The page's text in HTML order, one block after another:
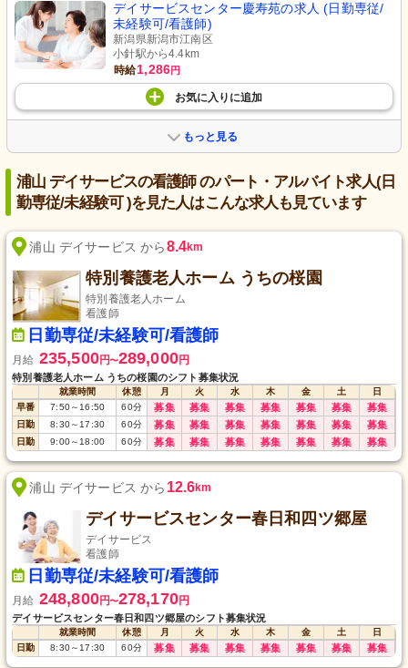
デイサービスセンター慶寿苑の求人 (日勤専従/
未経験可/看護師)
新潟県新潟市江南区
小針駅から4.4km
時給1,286円
お気に入り に追加
もっと見る
浦山 デイサービスの看護師 のパート・アルバイト求人(日
勤専従/未経験可 )を見た人はこんな求人も見ています
浦山 デイサービス から8.4km
特別養護老人ホーム うちの桜園
特別養護老人ホーム
看護師
日勤専従/未経験可/看護師
月給 235,500円〜289,000円
特別養護老人ホーム うちの桜園のシフト募集状況
就業時間 休憩 月 火 水 木 金 土
日
早番
7:50～16:50 60分 募集 募集 募集 募集 募集 募集 募集
日勤 8:30～17:30 60分 募集 募集 募集 募集 募集 募集 募集
日勤 9:00～18:00 60分 募集 募集 募集 募集 募集 募集 募集
浦山 デイサービス から 12.6km
デイサービスセンター春日和四ツ郷屋
デイサービス
看護師
日勤専従/未経験可/看護師
月給 248,800円〜278,170円
デイサービスセンター春日和四ツ郷屋のシフト募集状況
就業時間 休憩 月 火 水 木 金 土
日
日勤
8:30～17:30 60分 募集 募集 募集 募集 募集 募集 募集